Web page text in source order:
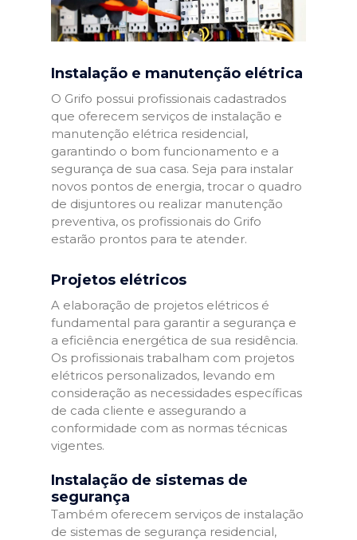
Instalação e manutenção elétrica
O Grifo possui profissionais cadastrados
que oferecem serviços de instalação e
manutenção elétrica residencial,
garantindo o bom funcionamento e a
segurança de sua casa. Seja para instalar
novos pontos de energia, trocar o quadro
de disjuntores ou realizar manutenção
preventiva, os profissionais do Grifo
estarão prontos para te atender.
Projetos elétricos
A elaboração de projetos elétricos é
fundamental para garantir a segurança e
a eficiência energética de sua residência.
Os profissionais trabalham com projetos
elétricos personalizados, levando em
consideração as necessidades específicas
de cada cliente e assegurando a
conformidade com as normas técnicas
vigentes.
Instalação de sistemas de
segurança
Também oferecem serviços de instalação
de sistemas de segurança residencial,